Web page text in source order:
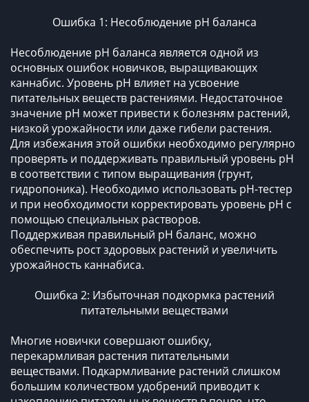
Ошибка 1: Несоблюдение рН баланса
Несоблюдение рН баланса является одной из
основных ошибок новичков, выращивающих
каннабис. Уровень pH влияет на усвоение
питательных веществ растениями. Недостаточное
значение pH может привести к болезням растений,
низкой урожайности или даже гибели растения.
Для избежания этой ошибки необходимо регулярно
проверять и поддерживать правильный уровень pH
в соответствии с типом выращивания (грунт,
гидропоника). Необходимо использовать pH-тестер
и при необходимости корректировать уровень pH с
помощью специальных растворов.
Поддерживая правильный рН баланс, можно
обеспечить рост здоровых растений и увеличить
урожайность каннабиса.
Ошибка 2: Избыточная подкормка растений
питательными веществами
Многие новички совершают ошибку,
перекармливая растения питательными
веществами. Подкармливание растений слишком
большим количеством удобрений приводит к